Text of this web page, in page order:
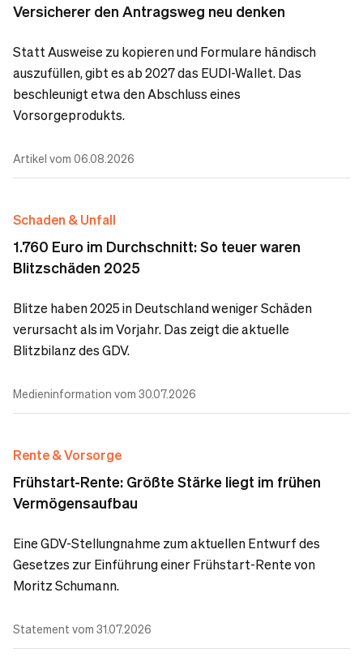
Versicherer den Antragsweg neu denken
Statt Ausweise zu kopieren und Formulare händisch
auszufüllen, gibt es ab 2027 das EUDI-Wallet. Das
beschleunigt etwa den Abschluss eines
Vorsorgeprodukts.
Artikel vom 06.08.2026
Schaden & Unfall
1.760 Euro im Durchschnitt: So teuer waren
Blitzschäden 2025
Blitze haben 2025 in Deutschland weniger Schäden
verursacht als im Vorjahr. Das zeigt die aktuelle
Blitzbilanz des GDV.
Medieninformation vom 30.07.2026
Rente & Vorsorge
Frühstart-Rente: Größte Stärke liegt im frühen
Vermögensaufbau
Eine GDV-Stellungnahme zum aktuellen Entwurf des
Gesetzes zur Einführung einer Frühstart-Rente von
Moritz Schumann.
Statement vom 31.07.2026